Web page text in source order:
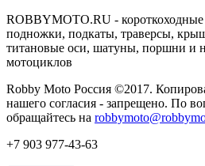
ROBBYMOTO.RU -
подножки, подкаты, траверсы,
титановые оси, шатуны, поршни и
мотоциклов
Robby Moto Россия ©2017.
нашего согласия - запрещено. По
обращайтесь на
+7 903 977-43-63